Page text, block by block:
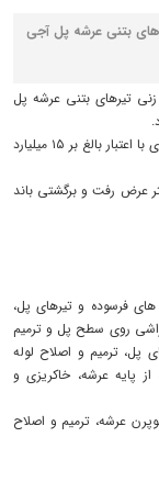
زنی تیرهای بتنی عرشه پل آجی
تیرهای بتنی عرشه پل
وی افزود: عملیات مقاوم سازی، بهسازی و مرمت پل آجی چای با اعتبار بالغ بر ۱۵ میلیارد
اظهار داشت: این پل به طول ۱۳۷ متر طول و ۱۱ متر عرض رفت و برگشتی باند
فرسوده و تیرهای پل،
روی سطح پل و ترمیم
پل، ترمیم و اصلاح لوله
پایه عرشه، خاکریزی و
نئوپرن عرشه، ترمیم و اصلاح